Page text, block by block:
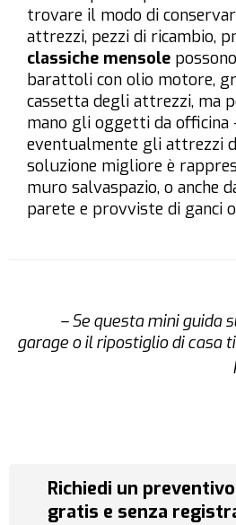
trovare il modo di
attrezzi, pezzi di ricambio,
classiche mensole
barattoli con olio motore,
cassetta degli attrezzi, ma
mano gli oggetti da officina
eventualmente gli attrezzi
soluzione migliore è
muro salvaspazio, o anche
parete e provviste di ganci
– Se questa mini guida
garage o il ripostiglio di casa
Richiedi un
gratis e senza